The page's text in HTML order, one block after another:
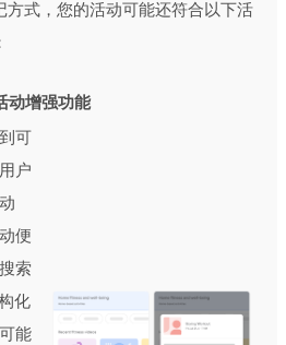
方式，您的活动可能还符合以下活
动增强功能
可
户
便
索
化
能